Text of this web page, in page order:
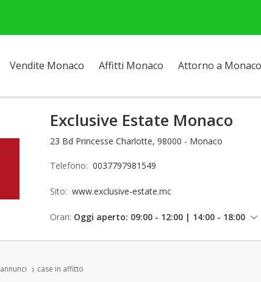
Vendite Monaco Affitti Monaco Attorno a Monaco
Exclusive Estate Monaco
23 Bd Princesse Charlotte, 98000 - Monaco
Telefono: 0037797981549
Sito: www.exclusive-estate.mc
Orari: Oggi aperto: 09:00 - 12:00 | 14:00 - 18:00
domenica: Chiuso
annunci case in affitto